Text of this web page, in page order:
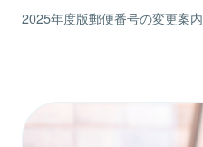
2025年度版郵便番号の変更案内